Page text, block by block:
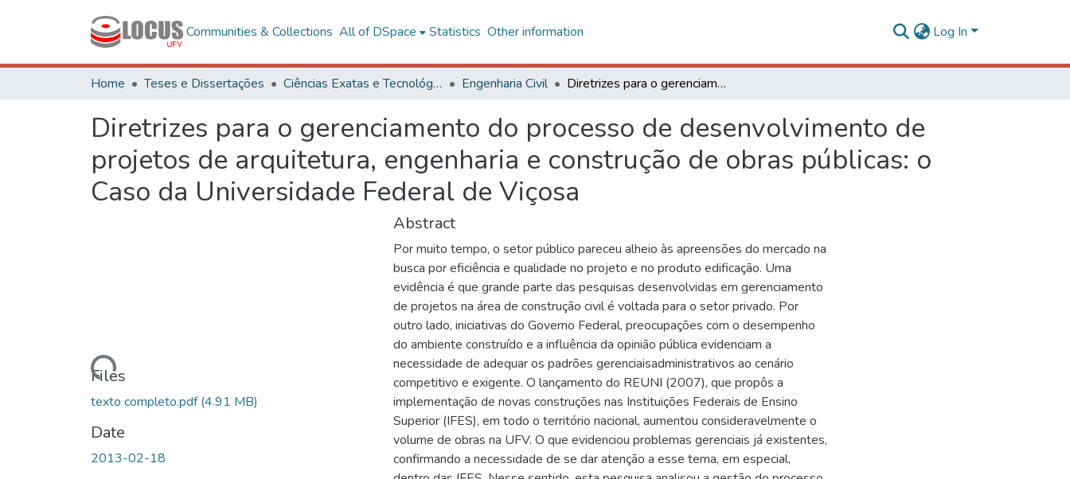
Communities & Collections All of DSpace Statistics Other information Log In
Home Teses e Dissertações Ciências Exatas e Tecnológicas Engenharia Civil Diretrizes para o gerenciamento do processo de desenvolvimento de projetos de arquitetura, engenharia e construção de obras públicas: o Caso da Universidade Federal de Viçosa
Diretrizes para o gerenciamento do processo de desenvolvimento de
projetos de arquitetura, engenharia e construção de obras públicas: o
Caso da Universidade Federal de Viçosa
Loading...
Files
texto completo.pdf(4.91 MB)
Date
2013-02-18
Abstract
Por muito tempo, o setor público pareceu alheio às apreensões do mercado na
busca por eficiência e qualidade no projeto e no produto edificação. Uma
evidência é que grande parte das pesquisas desenvolvidas em gerenciamento
de projetos na área de construção civil é voltada para o setor privado. Por
outro lado, iniciativas do Governo Federal, preocupações com o desempenho
do ambiente construído e a influência da opinião pública evidenciam a
necessidade de adequar os padrões gerenciaisadministrativos ao cenário
competitivo e exigente. O lançamento do REUNI (2007), que propôs a
implementação de novas construções nas Instituições Federais de Ensino
Superior (IFES), em todo o território nacional, aumentou consideravelmente o
volume de obras na UFV. O que evidenciou problemas gerenciais já existentes,
confirmando a necessidade de se dar atenção a esse tema, em especial,